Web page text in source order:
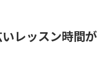
レッスン時間が